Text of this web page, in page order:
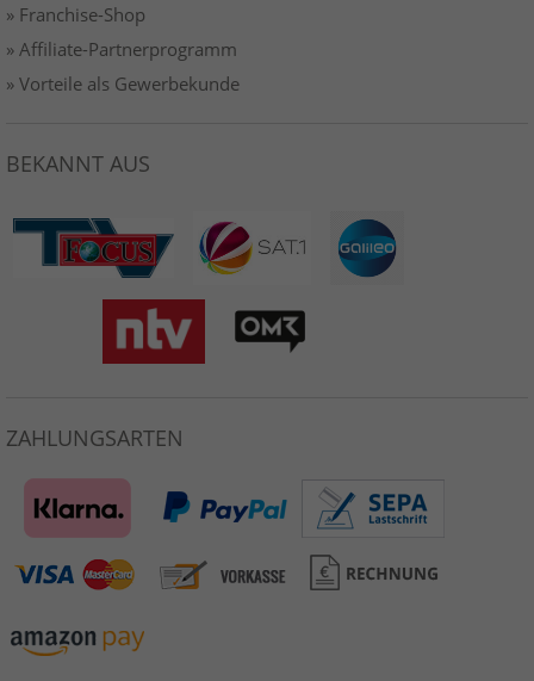
» Franchise-Shop
» Affiliate-Partnerprogramm
» Vorteile als Gewerbekunde
BEKANNT AUS
ZAHLUNGSARTEN